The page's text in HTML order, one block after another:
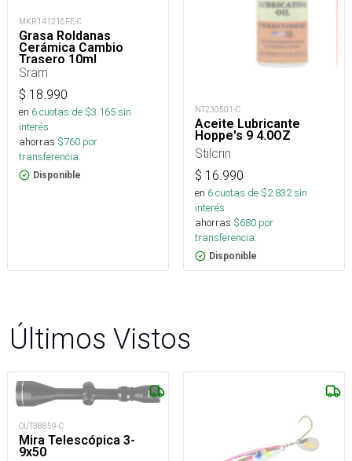
MKR141216FE-C
Grasa Roldanas
Cerámica Cambio
Trasero 10ml
Sram
$ 18.990
en 6cuotas de $3.165sin
interés
ahorras $760 por
transferencia.
Disponible
NT230501-C
Aceite Lubricante
Hoppe's 9 4.0OZ
Stilcrin
$ 16.990
en 6cuotas de $2.832sin
interés
ahorras $680 por
transferencia.
Disponible
Últimos Vistos
OUT38859-C
Mira Telescópica 3-
9x50